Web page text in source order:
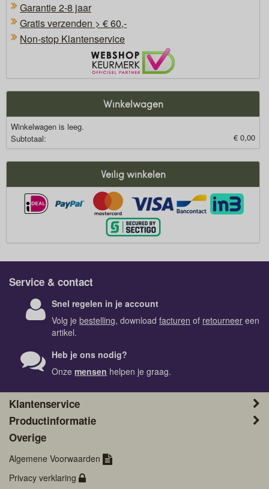
Garantie 2-8 jaar
Gratis verzenden > € 60,-
Non-stop Klantenservice
Winkelwagen
Winkelwagen is leeg.
Subtotaal:
€ 0,00
Veilig winkelen
Service & contact
Snel regelen in je account
Volg jebestelling, downloadfacturen of retourneer een
artikel.
Heb je ons nodig?
Onzemensen helpen je graag.
Klantenservice
Productinformatie
Overige
Algemene Voorwaarden
Privacy verklaring